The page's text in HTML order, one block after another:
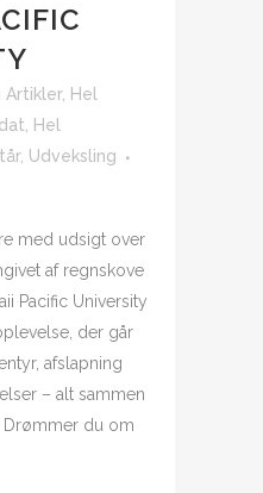
Artikler, Hel
, Hel
, Udveksling
med udsigt over
af regnskove
Pacific University
der går
afslapning
– alt sammen
du om